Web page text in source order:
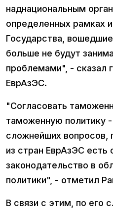
наднациональным
определенных рамках
Государства,
больше не будут
проблемами", - сказал
ЕврАзЭС.
"Согласовать
таможенную политику -
сложнейших вопросов,
из стран ЕврАзЭС есть
законодательство в
политики", - отметил
В связи с этим, по его